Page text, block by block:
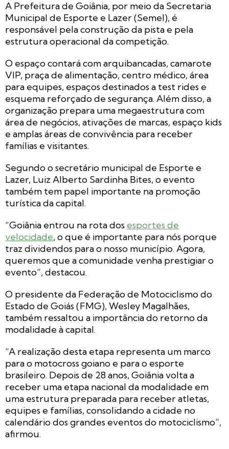
A Prefeitura de Goiânia, por meio da Secretaria
Municipal de Esporte e Lazer (Semel), é
responsável pela construção da pista e pela
estrutura operacional da competição.
O espaço contará com arquibancadas, camarote
VIP, praça de alimentação, centro médico, área
para equipes, espaços destinados a test rides e
esquema reforçado de segurança. Além disso, a
organização prepara uma megaestrutura com
área de negócios, ativações de marcas, espaço kids
e amplas áreas de convivência para receber
famílias e visitantes.
Segundo o secretário municipal de Esporte e
Lazer, Luiz Alberto Sardinha Bites, o evento
também tem papel importante na promoção
turística da capital.
“Goiânia entrou na rota dos esportes de
velocidade, o que é importante para nós porque
traz dividendos para o nosso município. Agora,
queremos que a comunidade venha prestigiar o
evento”, destacou.
O presidente da Federação de Motociclismo do
Estado de Goiás (FMG), Wesley Magalhães,
também ressaltou a importância do retorno da
modalidade à capital.
“A realização desta etapa representa um marco
para o motocross goiano e para o esporte
brasileiro. Depois de 28 anos, Goiânia volta a
receber uma etapa nacional da modalidade em
uma estrutura preparada para receber atletas,
equipes e famílias, consolidando a cidade no
calendário dos grandes eventos do motociclismo”,
afirmou.